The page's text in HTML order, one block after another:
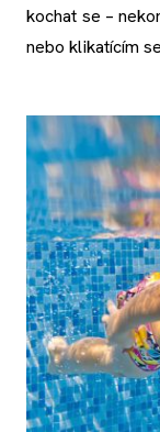
kochat se –
nebo klikatícím